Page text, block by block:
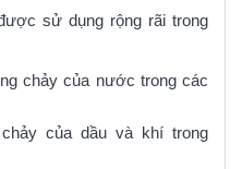
sử dụng rộng rãi trong
chảy của nước trong các
của dầu và khí trong